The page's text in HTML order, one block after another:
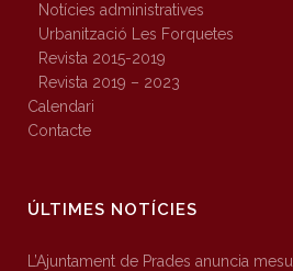
Notícies administratives
Urbanització Les Forquetes
Revista 2015-2019
Revista 2019 – 2023
Calendari
Contacte
ÚLTIMES NOTÍCIES
L’Ajuntament de Prades anuncia